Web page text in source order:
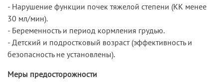
- Нарушение функции почек тяжелой степени (КК менее
30 мл/мин).
- Беременность и период кормления грудью.
- Детский и подростковый возраст (эффективность и
безопасность не установлены).
Меры предосторожности